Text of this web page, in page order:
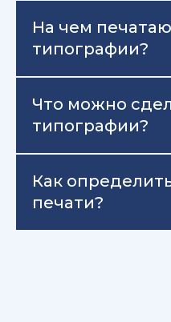
На чем
типографии?
Что можно
типографии?
Как
печати?